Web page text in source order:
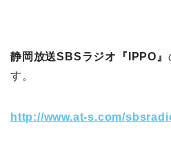
静岡放送SBSラジオ『IPPO』
す。
http://www.at-s.com/